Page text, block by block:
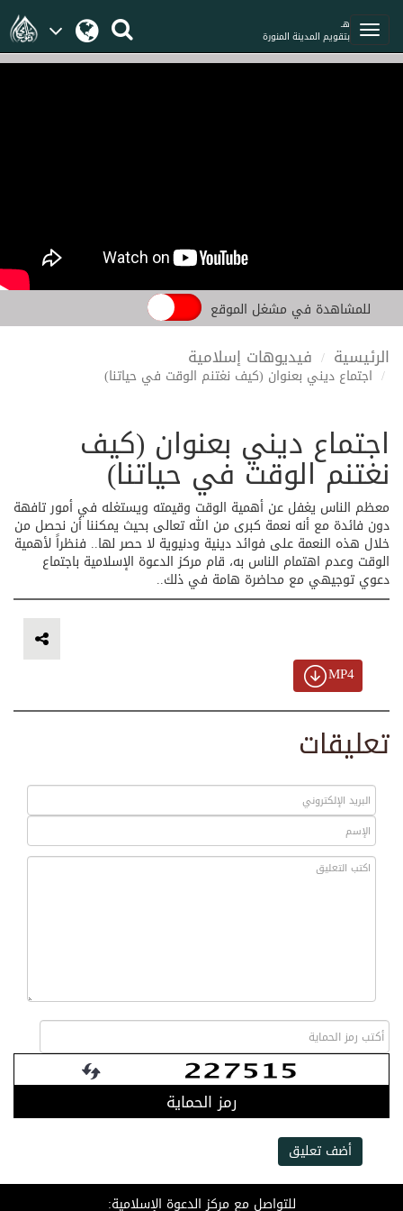
هـ
بتقويم المدينة المنورة
للمشاهدة في مشغل الموقع
الرئيسية فيديوهات إسلامية
اجتماع ديني بعنوان (كيف نغتنم الوقت في حياتنا)
اجتماع ديني بعنوان (كيف
نغتنم الوقت في حياتنا)
معظم الناس يغفل عن أهمية الوقت وقيمته ويستغله في أمور تافهة
دون فائدة مع أنه نعمة كبرى من الله تعالى بحيث يمكننا أن نحصل من
خلال هذه النعمة على فوائد دينية ودنيوية لا حصر لها.. فنظراً لأهمية
الوقت وعدم اهتمام الناس به، قام مركز الدعوة الإسلامية باجتماع
دعوي توجيهي مع محاضرة هامة في ذلك..
MP4
تعليقات
رمز الحماية
أضف تعليق
للتواصل مع مركز الدعوة الإسلامية: